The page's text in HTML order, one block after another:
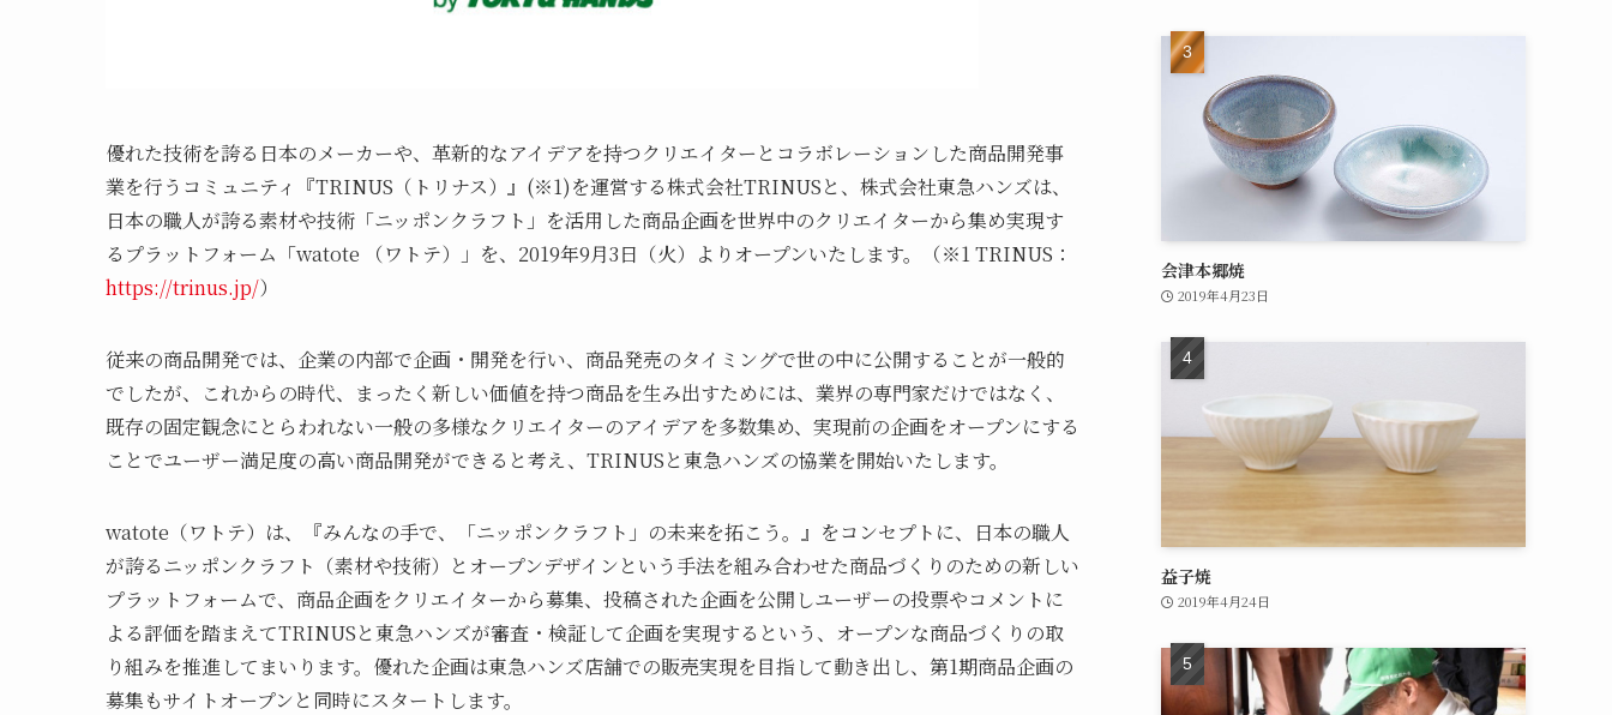
優れた技術を誇る日本のメーカーや、革新的なアイデアを持つクリエイターとコラボレーションした商品開発事
業を行うコミュニティ『TRINUS（トリナス）』(※1)を運営する株式会社TRINUSと、株式会社東急ハンズは、
日本の職人が誇る素材や技術「ニッポンクラフト」を活用した商品企画を世界中のクリエイターから集め実現す
るプラットフォーム「watote （ワトテ）」を、2019年9月3日（火）よりオープンいたします。（※1 TRINUS：
https://trinus.jp/）
従来の商品開発では、企業の内部で企画・開発を行い、商品発売のタイミングで世の中に公開することが一般的
でしたが、これからの時代、まったく新しい価値を持つ商品を生み出すためには、業界の専門家だけではなく、
既存の固定観念にとらわれない一般の多様なクリエイターのアイデアを多数集め、実現前の企画をオープンにする
ことでユーザー満足度の高い商品開発ができると考え、TRINUSと東急ハンズの協業を開始いたします。
watote（ワトテ）は、『みんなの手で、「ニッポンクラフト」の未来を拓こう。』をコンセプトに、日本の職人
が誇るニッポンクラフト（素材や技術）とオープンデザインという手法を組み合わせた商品づくりのための新しい
プラットフォームで、商品企画をクリエイターから募集、投稿された企画を公開しユーザーの投票やコメントに
よる評価を踏まえてTRINUSと東急ハンズが審査・検証して企画を実現するという、オープンな商品づくりの取
り組みを推進してまいります。優れた企画は東急ハンズ店舗での販売実現を目指して動き出し、第1期商品企画の
募集もサイトオープンと同時にスタートします。
会津本郷焼
2019年4月23日
益子焼
2019年4月24日